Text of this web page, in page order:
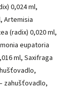
0,024 ml,
Artemisia
(radix) 0,020 ml,
eupatoria
ml, Saxifraga
zahušťovadlo,